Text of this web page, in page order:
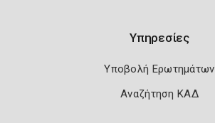
Υπηρεσίες
Υποβολή Ερωτημάτων
Αναζήτηση ΚΑΔ